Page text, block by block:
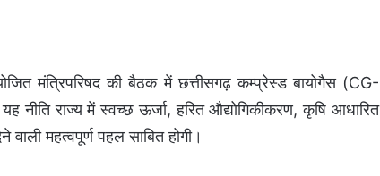
मंत्रिपरिषद की बैठक में छत्तीसगढ़ कम्प्रेस्ड बायोगैस (CG-
नीति राज्य में स्वच्छ ऊर्जा, हरित औद्योगिकीकरण, कृषि आधारित
महत्वपूर्ण पहल साबित होगी।